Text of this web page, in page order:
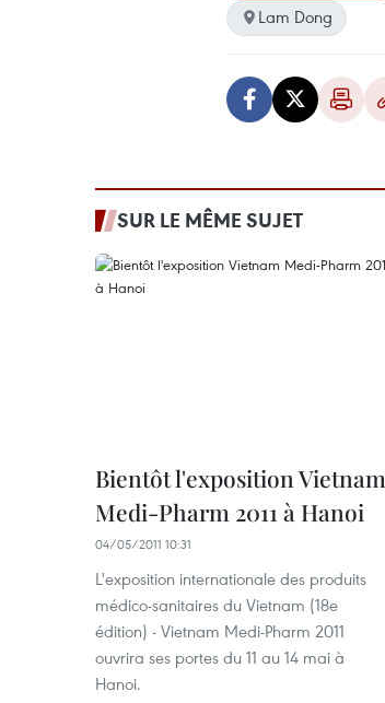
Lam Dong
SUR LE MÊME SUJET
Bientôt l'exposition Vietnam
Medi-Pharm 2011 à Hanoi
04/05/2011 10:31
L'exposition internationale des produits
médico-sanitaires du Vietnam (18e
édition) - Vietnam Medi-Pharm 2011
ouvrira ses portes du 11 au 14 mai à
Hanoi.